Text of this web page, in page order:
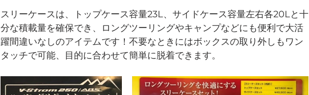
スリーケースは、トップケース容量23L、サイドケース容量左右各20Lと十
分な積載量を確保でき、
ロングツーリングやキャンプなどにも便利で大活
躍間違いなしのアイテムです！不要なときにはボックスの取り外しもワン
タッチで可能、目的に合わせて簡単に脱着できます。